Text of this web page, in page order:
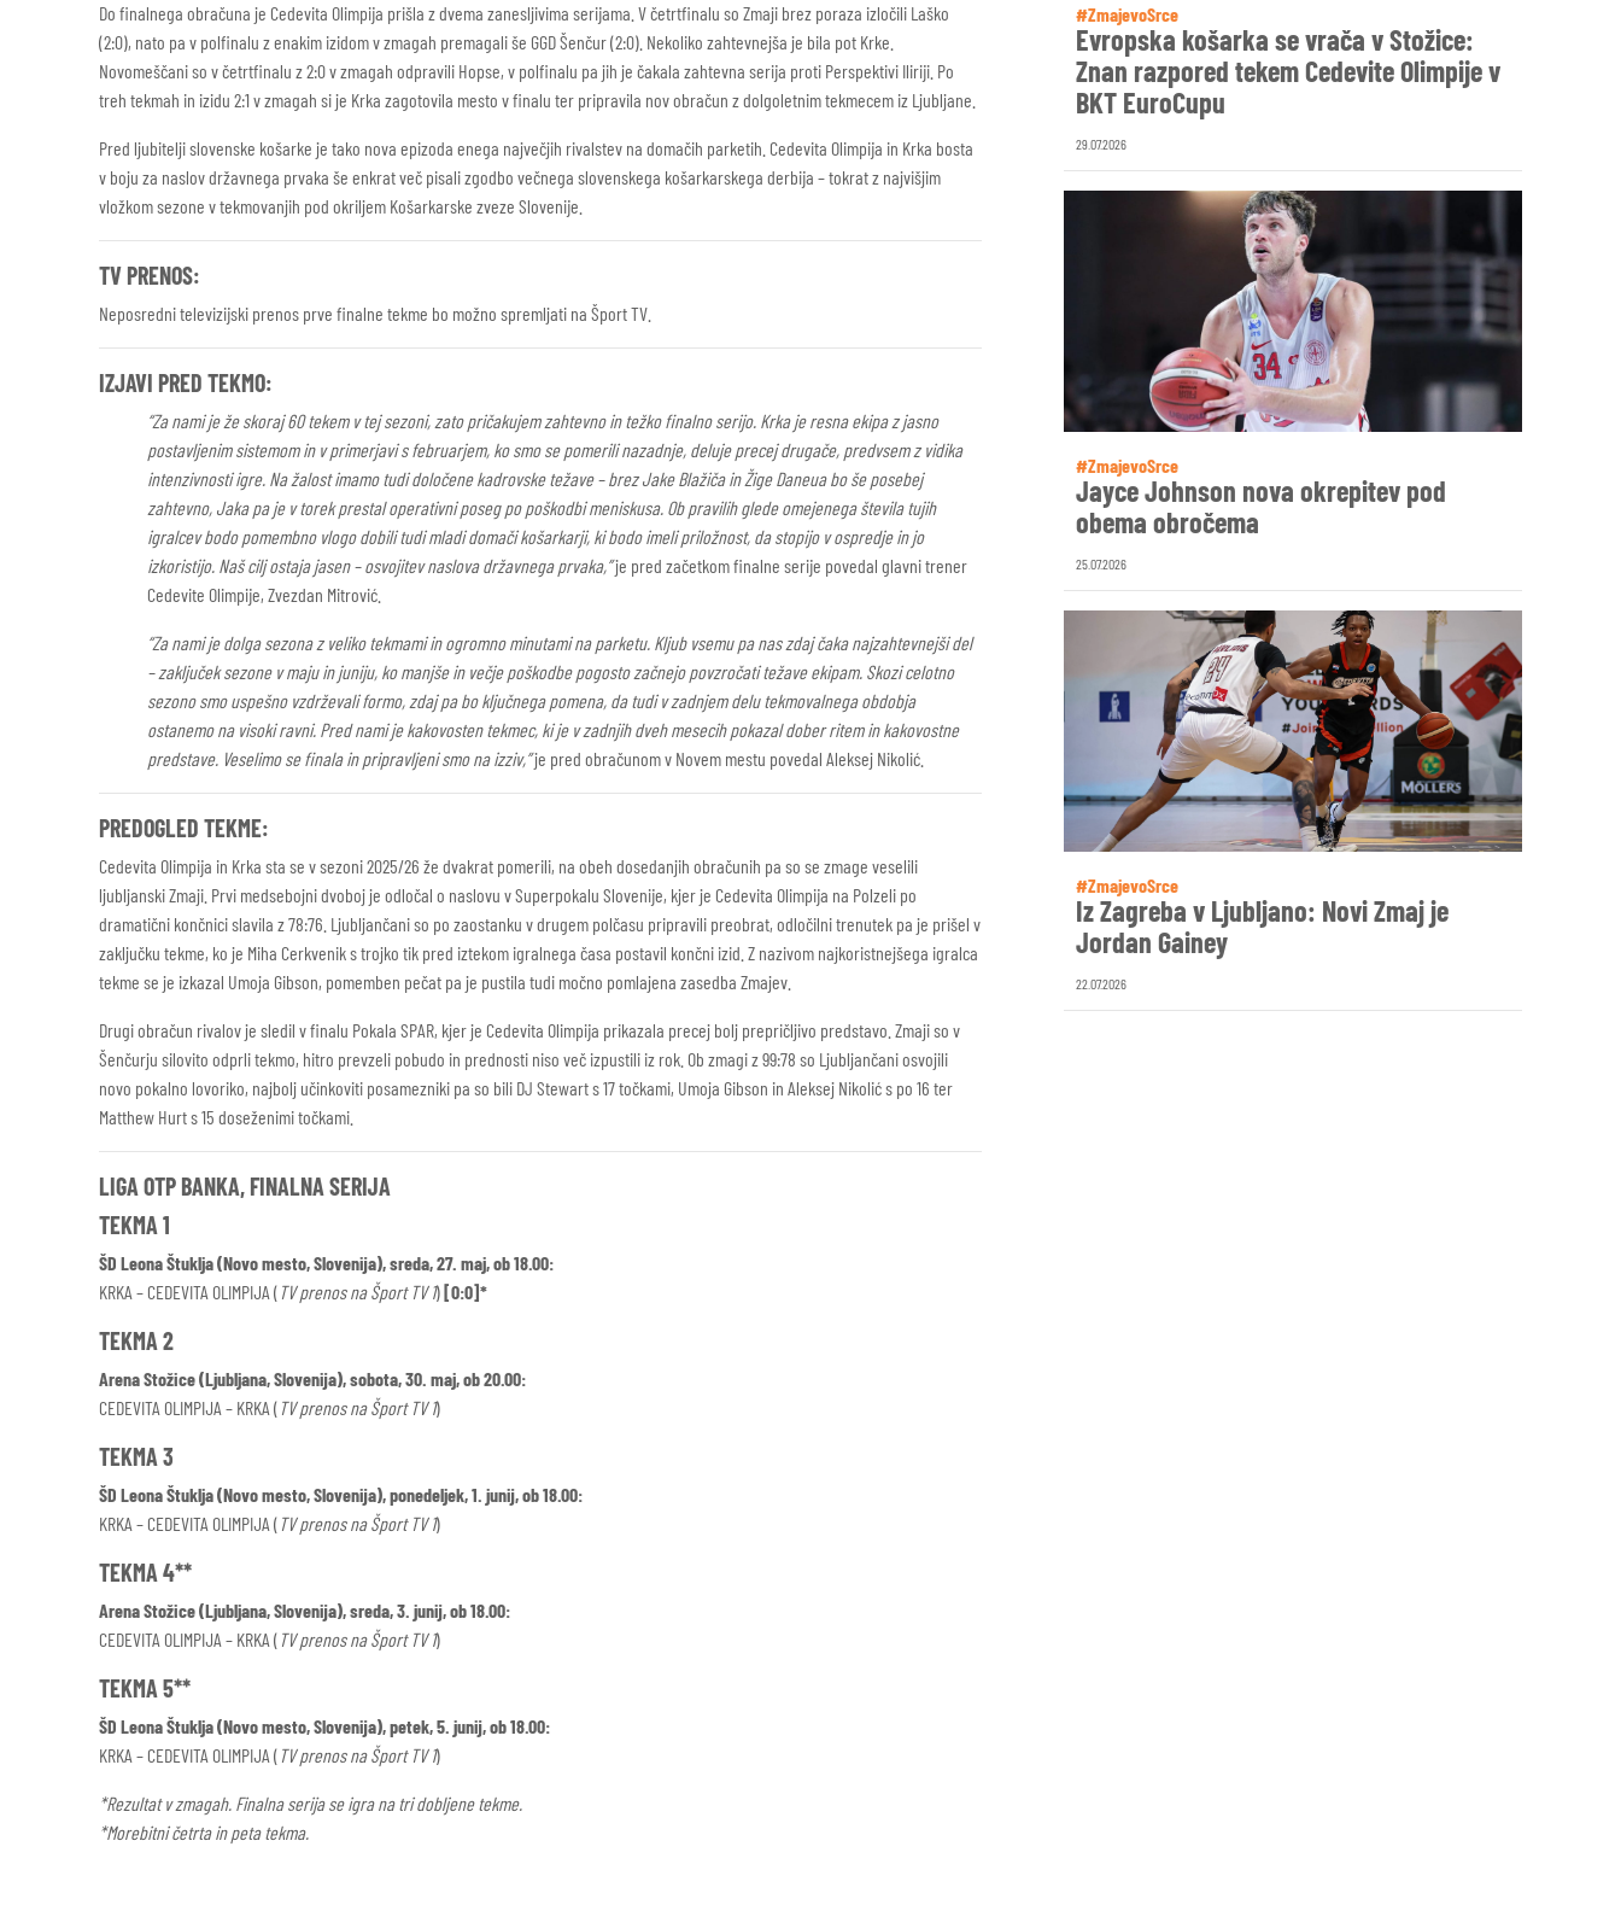
Do finalnega obračuna je Cedevita Olimpija prišla z dvema zanesljivima serijama. V četrtfinalu so Zmaji brez poraza izločili Laško
(2:0), nato pa v polfinalu z enakim izidom v zmagah premagali še GGD Šenčur (2:0). Nekoliko zahtevnejša je bila pot Krke.
Novomeščani so v četrtfinalu z 2:0 v zmagah odpravili Hopse, v polfinalu pa jih je čakala zahtevna serija proti Perspektivi Iliriji. Po
treh tekmah in izidu 2:1 v zmagah si je Krka zagotovila mesto v finalu ter pripravila nov obračun z dolgoletnim tekmecem iz Ljubljane.
Pred ljubitelji slovenske košarke je tako nova epizoda enega največjih rivalstev na domačih parketih. Cedevita Olimpija in Krka bosta
v boju za naslov državnega prvaka še enkrat več pisali zgodbo večnega slovenskega košarkarskega derbija – tokrat z najvišjim
vložkom sezone v tekmovanjih pod okriljem Košarkarske zveze Slovenije.
TV PRENOS:
Neposredni televizijski prenos prve finalne tekme bo možno spremljati na Šport TV.
IZJAVI PRED TEKMO:
“Za nami je že skoraj 60 tekem v tej sezoni, zato pričakujem zahtevno in težko finalno serijo. Krka je resna ekipa z jasno
postavljenim sistemom in v primerjavi s februarjem, ko smo se pomerili nazadnje, deluje precej drugače, predvsem z vidika
intenzivnosti igre. Na žalost imamo tudi določene kadrovske težave – brez Jake Blažiča in Žige Daneua bo še posebej
zahtevno, Jaka pa je v torek prestal operativni poseg po poškodbi meniskusa. Ob pravilih glede omejenega števila tujih
igralcev bodo pomembno vlogo dobili tudi mladi domači košarkarji, ki bodo imeli priložnost, da stopijo v ospredje in jo
izkoristijo. Naš cilj ostaja jasen – osvojitev naslova državnega prvaka,”je pred začetkom finalne serije povedal glavni trener
Cedevite Olimpije, Zvezdan Mitrović.
“Za nami je dolga sezona z veliko tekmami in ogromno minutami na parketu. Kljub vsemu pa nas zdaj čaka najzahtevnejši del
– zaključek sezone v maju in juniju, ko manjše in večje poškodbe pogosto začnejo povzročati težave ekipam. Skozi celotno
sezono smo uspešno vzdrževali formo, zdaj pa bo ključnega pomena, da tudi v zadnjem delu tekmovalnega obdobja
ostanemo na visoki ravni. Pred nami je kakovosten tekmec, ki je v zadnjih dveh mesecih pokazal dober ritem in kakovostne
predstave. Veselimo se finala in pripravljeni smo na izziv,”je pred obračunom v Novem mestu povedal Aleksej Nikolić.
PREDOGLED TEKME:
Cedevita Olimpija in Krka sta se v sezoni 2025/26 že dvakrat pomerili, na obeh dosedanjih obračunih pa so se zmage veselili
ljubljanski Zmaji. Prvi medsebojni dvoboj je odločal o naslovu v Superpokalu Slovenije, kjer je Cedevita Olimpija na Polzeli po
dramatični končnici slavila z 78:76. Ljubljančani so po zaostanku v drugem polčasu pripravili preobrat, odločilni trenutek pa je prišel v
zaključku tekme, ko je Miha Cerkvenik s trojko tik pred iztekom igralnega časa postavil končni izid. Z nazivom najkoristnejšega igralca
tekme se je izkazal Umoja Gibson, pomemben pečat pa je pustila tudi močno pomlajena zasedba Zmajev.
Drugi obračun rivalov je sledil v finalu Pokala SPAR, kjer je Cedevita Olimpija prikazala precej bolj prepričljivo predstavo. Zmaji so v
Šenčurju silovito odprli tekmo, hitro prevzeli pobudo in prednosti niso več izpustili iz rok. Ob zmagi z 99:78 so Ljubljančani osvojili
novo pokalno lovoriko, najbolj učinkoviti posamezniki pa so bili DJ Stewart s 17 točkami, Umoja Gibson in Aleksej Nikolić s po 16 ter
Matthew Hurt s 15 doseženimi točkami.
LIGA OTP BANKA, FINALNA SERIJA
TEKMA 1
ŠD Leona Štuklja (Novo mesto, Slovenija), sreda, 27. maj, ob 18.00:
KRKA – CEDEVITA OLIMPIJA ( TV prenos na Šport TV 1)[0:0]*
TEKMA 2
Arena Stožice (Ljubljana, Slovenija), sobota, 30. maj, ob 20.00:
CEDEVITA OLIMPIJA – KRKA ( TV prenos na Šport TV 1)
TEKMA 3
ŠD Leona Štuklja (Novo mesto, Slovenija), ponedeljek, 1. junij, ob 18.00:
KRKA – CEDEVITA OLIMPIJA ( TV prenos na Šport TV 1)
TEKMA 4**
Arena Stožice (Ljubljana, Slovenija), sreda, 3. junij, ob 18.00:
CEDEVITA OLIMPIJA – KRKA ( TV prenos na Šport TV 1)
TEKMA 5**
ŠD Leona Štuklja (Novo mesto, Slovenija), petek, 5. junij, ob 18.00:
KRKA – CEDEVITA OLIMPIJA ( TV prenos na Šport TV 1)
*Rezultat v zmagah. Finalna serija se igra na tri dobljene tekme.
*Morebitni četrta in peta tekma.
#ZmajevoSrce
Evropska košarka se vrača v Stožice:
Znan razpored tekem Cedevite Olimpije v
BKT EuroCupu
29.07.2026
#ZmajevoSrce
Jayce Johnson nova okrepitev pod
obema obročema
25.07.2026
#ZmajevoSrce
Iz Zagreba v Ljubljano: Novi Zmaj je
Jordan Gainey
22.07.2026